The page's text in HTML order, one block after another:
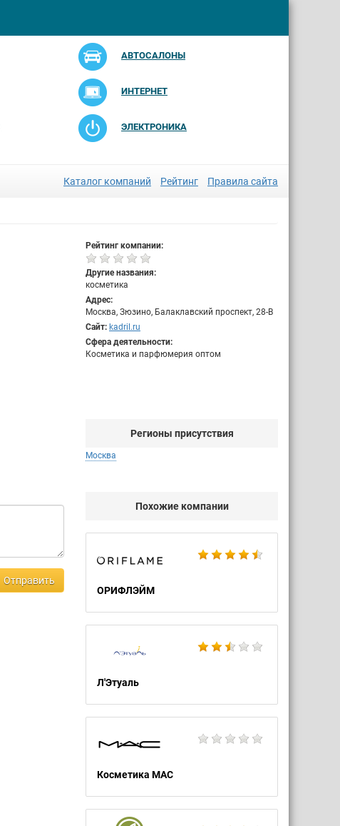
АВТОСАЛОНЫ
ИНТЕРНЕТ
ЭЛЕКТРОНИКА
Каталог компаний Рейтинг Правила сайта
Рейтинг компании:
Другие названия:
косметика
Адрес:
Москва, Зюзино, Балаклавский проспект, 28-В
Сайт: kadril.ru
Сфера деятельности:
Косметика и парфюмерия оптом
Регионы присутствия
Москва
Похожие компании
ОРИФЛЭЙМ
Л'Этуаль
Косметика MAC
Отправить